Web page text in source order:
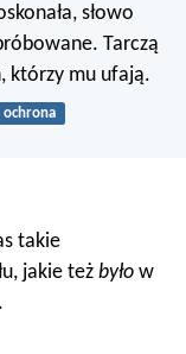
słowo
Tarczą
którzy mu ufają.
ochrona
takie
jakie teżbyło w